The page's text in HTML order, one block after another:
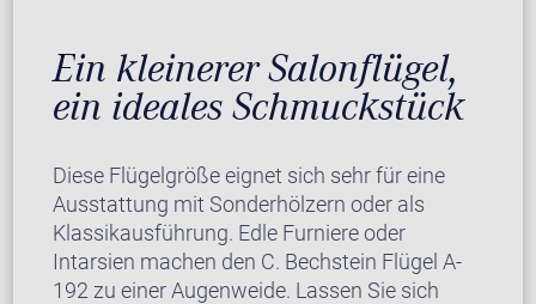
Ein kleinerer Salonflügel,
ein ideales Schmuckstück
Diese Flügelgröße eignet sich sehr für eine
Ausstattung mit Sonderhölzern oder als
Klassikausführung. Edle Furniere oder
Intarsien machen den C. Bechstein Flügel A-
192 zu einer Augenweide. Lassen Sie sich